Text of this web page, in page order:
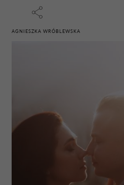
AGNIESZKA WRÓBLEWSKA